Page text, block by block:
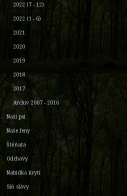
2022 (7 - 12)
2022 (1 - 6)
2021
2020
2019
2018
2017
Archiv 2007 - 2016
Naši psi
Naše feny
Štěňata
Odchovy
Nabídka krytí
Síň slávy